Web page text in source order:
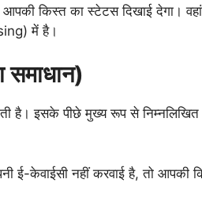
किस्त का स्टेटस दिखाई देगा।
में है।
है। इसके पीछे मुख्य रूप से निम्नलिखित
ई-केवाईसी नहीं करवाई है, तो आपकी